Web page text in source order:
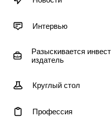
Интервью
Разыскивается
издатель
Круглый стол
Профессия